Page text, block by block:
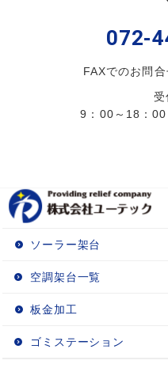
072-
FAXでのお問
受
9：00～18：00
ソーラー架台
空調架台一覧
板金加工
ゴミステーション